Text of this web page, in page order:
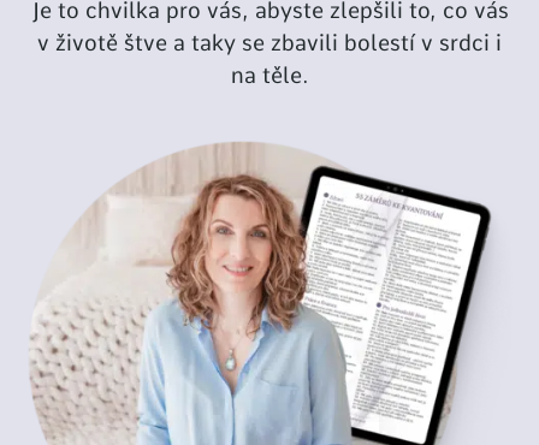
Je to chvilka pro vás, abyste zlepšili to, co vás
v životě štve a taky se zbavili bolestí v srdci i
na těle.